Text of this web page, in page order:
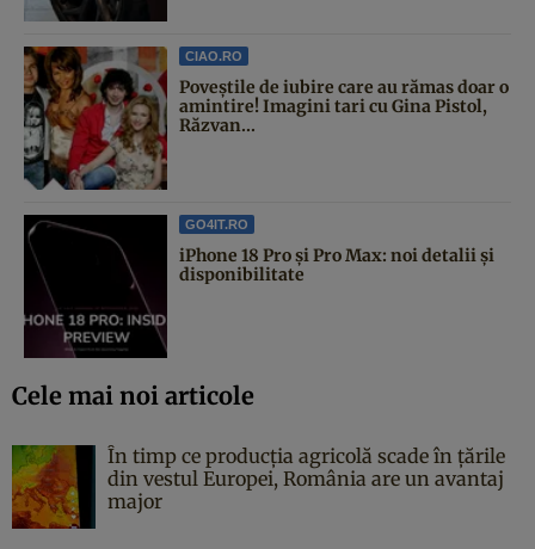
CIAO.RO
Poveştile de iubire care au rămas doar o
amintire! Imagini tari cu Gina Pistol,
Răzvan...
GO4IT.RO
iPhone 18 Pro și Pro Max: noi detalii și
disponibilitate
Cele mai noi articole
În timp ce producția agricolă scade în țările
din vestul Europei, România are un avantaj
major